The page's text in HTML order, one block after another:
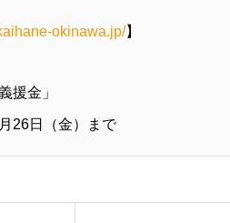
okinawa.jp/】
援金」
26日（金）まで